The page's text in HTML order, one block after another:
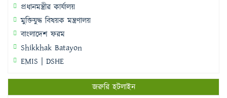
প্রধানমন্ত্রীর কার্যালয়
মুক্তিযুদ্ধ বিষয়ক মন্ত্রণালয়
বাংলাদেশ ফরম
Shikkhak Batayon
EMIS | DSHE
জরুরি হটলাইন